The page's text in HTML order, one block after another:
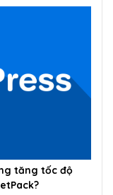
tăng tốc độ